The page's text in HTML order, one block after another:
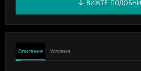
ВИЖТЕ ПОДОБНИ
Описание Условия